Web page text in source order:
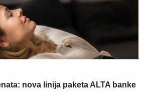
nova linija paketa ALTA banke